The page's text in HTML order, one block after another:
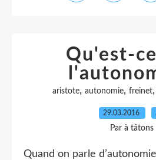
Qu'est-
aristote, autonomie, freinet,
29.03.2016
Par à tâtons
Quand on parle